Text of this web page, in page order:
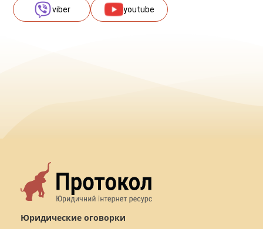
viber youtube
Юридические оговорки